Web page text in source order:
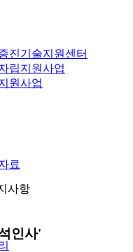
진기술지원센터
립지원사업
원사업
료
사항
인사'